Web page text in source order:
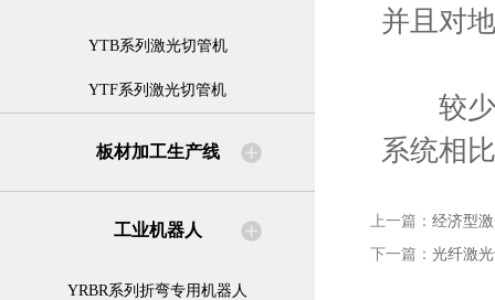
YTB系列激光切管机
YTF系列激光切管机
板材加工生产线
工业机器人
YRBR系列折弯专用机器人
并且对
较少
系统相
上一篇： 经济型
下一篇： 光纤激